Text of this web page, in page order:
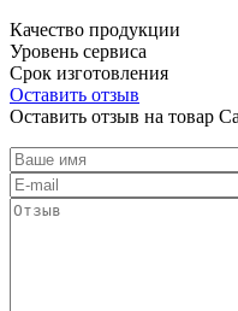
Качество продукции
Уровень сервиса
Срок изготовления
Оставить отзыв
Оставить отзыв на товар